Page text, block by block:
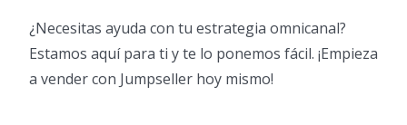
¿Necesitas ayuda con tu estrategia omnicanal?
Estamos aquí para ti y te lo ponemos fácil. ¡Empieza
a vender con Jumpseller hoy mismo!